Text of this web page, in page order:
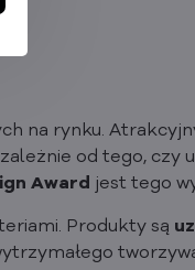
na rynku.
od tego, czy
Award jest tego
Produkty są